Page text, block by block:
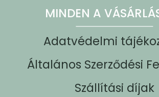
MINDEN A
Adatvédelmi
Általános Szerződési
Szállítási díjak